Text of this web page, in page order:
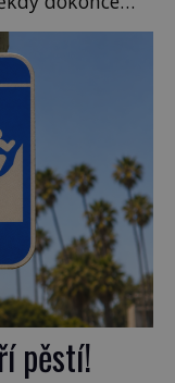
které si českou
Její příběh je
pěstí!